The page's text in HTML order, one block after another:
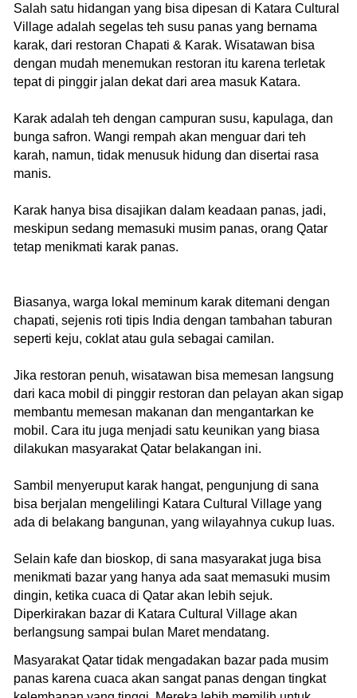
Salah satu hidangan yang bisa dipesan di Katara Cultural
Village adalah segelas teh susu panas yang bernama
karak, dari restoran Chapati & Karak. Wisatawan bisa
dengan mudah menemukan restoran itu karena terletak
tepat di pinggir jalan dekat dari area masuk Katara.
Karak adalah teh dengan campuran susu, kapulaga, dan
bunga safron. Wangi rempah akan menguar dari teh
karah, namun, tidak menusuk hidung dan disertai rasa
manis.
Karak hanya bisa disajikan dalam keadaan panas, jadi,
meskipun sedang memasuki musim panas, orang Qatar
tetap menikmati karak panas.
Biasanya, warga lokal meminum karak ditemani dengan
chapati, sejenis roti tipis India dengan tambahan taburan
seperti keju, coklat atau gula sebagai camilan.
Jika restoran penuh, wisatawan bisa memesan langsung
dari kaca mobil di pinggir restoran dan pelayan akan sigap
membantu memesan makanan dan mengantarkan ke
mobil. Cara itu juga menjadi satu keunikan yang biasa
dilakukan masyarakat Qatar belakangan ini.
Sambil menyeruput karak hangat, pengunjung di sana
bisa berjalan mengelilingi Katara Cultural Village yang
ada di belakang bangunan, yang wilayahnya cukup luas.
Selain kafe dan bioskop, di sana masyarakat juga bisa
menikmati bazar yang hanya ada saat memasuki musim
dingin, ketika cuaca di Qatar akan lebih sejuk.
Diperkirakan bazar di Katara Cultural Village akan
berlangsung sampai bulan Maret mendatang.
Masyarakat Qatar tidak mengadakan bazar pada musim
panas karena cuaca akan sangat panas dengan tingkat